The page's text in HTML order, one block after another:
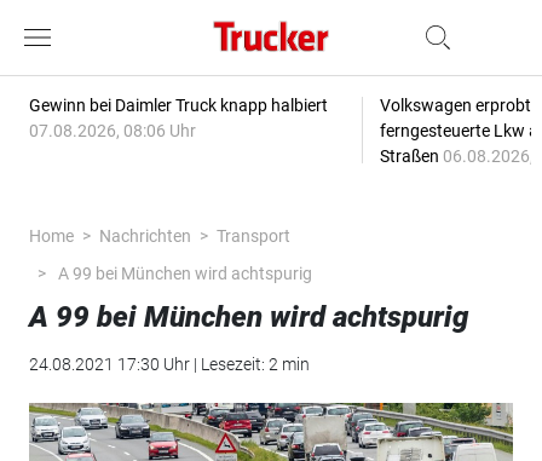
Gewinn bei Daimler Truck knapp halbiert
07.08.2026, 08:06 Uhr
Volkswagen erprobt
ferngesteuerte Lkw
Straßen 06.08.2026,
Home Nachrichten
Transport
A 99 bei München wird achtspurig
A 99 bei München wird achtspurig
24.08.2021 17:30 Uhr | Lesezeit: 2 min